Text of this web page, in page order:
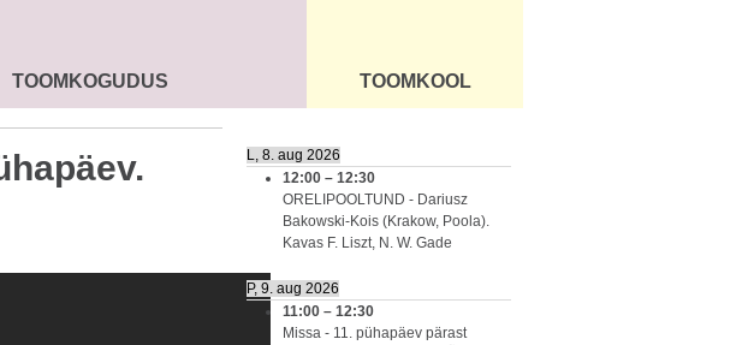
KOGUDUS
TOOMKOGUDUS ÜLDINFO
TOOMKOOL
L, 8. aug 2026
12:00 – 12:30
ORELIPOOLTUND - Dariusz
Bakowski-Kois (Krakow, Poola).
Kavas F. Liszt, N. W. Gade
P, 9. aug 2026
11:00 – 12:30
Missa - 11. pühapäev pärast